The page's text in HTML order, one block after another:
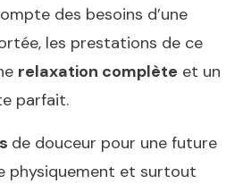
des besoins d’une
les prestations de ce
relaxation complète et un
parfait.
de douceur pour une future
physiquement et surtout